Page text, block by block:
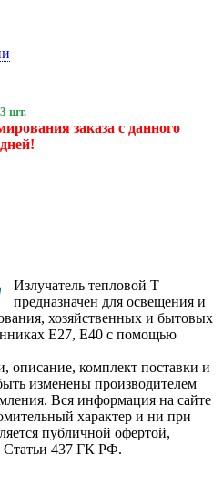
шт.
заказа с данного
Излучатель тепловой Т
предназначен для освещения и
хозяйственных и бытовых
Е27, Е40 с помощью
описание, комплект поставки и
изменены производителем
Вся информация на сайте
характер и ни при
публичной офертой,
Статьи 437 ГК РФ.